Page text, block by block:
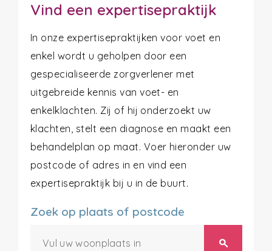
Vind een expertisepraktijk
In onze expertisepraktijken voor voet en
enkel wordt u geholpen door een
gespecialiseerde zorgverlener met
uitgebreide kennis van voet- en
enkelklachten. Zij of hij onderzoekt uw
klachten, stelt een diagnose en maakt een
behandelplan op maat. Voer hieronder uw
postcode of adres in en vind een
expertisepraktijk bij u in de buurt.
Zoek op plaats of postcode
search